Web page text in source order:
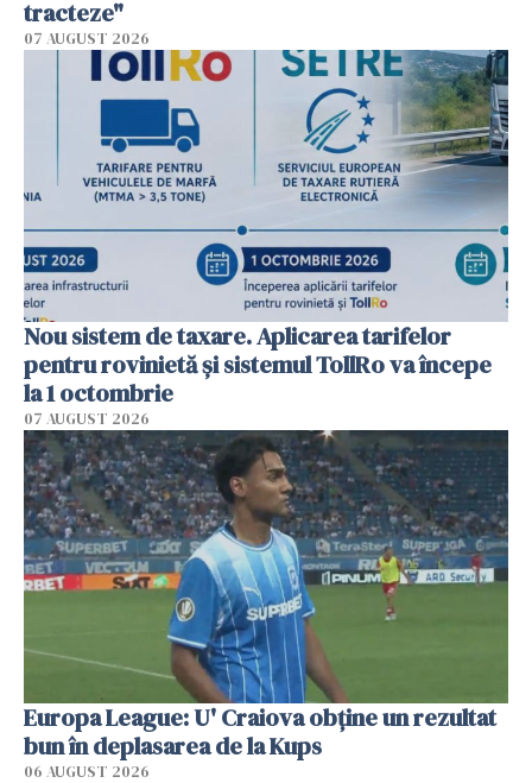
tracteze"
07 AUGUST 2026
Nou sistem de taxare. Aplicarea tarifelor
pentru rovinietă şi sistemul TollRo va începe
la 1 octombrie
07 AUGUST 2026
Europa League: U' Craiova obține un rezultat
bun în deplasarea de la Kups
06 AUGUST 2026